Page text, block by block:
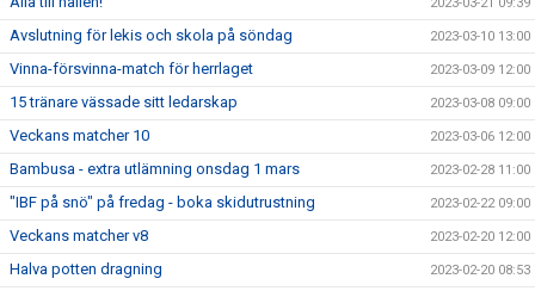
Avslutning för lekis och skola på söndag 2023-03-10 13:00
Vinna-försvinna-match för herrlaget 2023-03-09 12:00
15 tränare vässade sitt ledarskap 2023-03-08 09:00
Veckans matcher 10 2023-03-06 12:00
Bambusa - extra utlämning onsdag 1 mars 2023-02-28 11:00
"IBF på snö" på fredag - boka skidutrustning 2023-02-22 09:00
Veckans matcher v8 2023-02-20 12:00
Halva potten dragning 2023-02-20 08:53